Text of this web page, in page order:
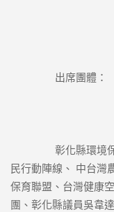
		出席團體：
民行動陣線、 中台灣
保育聯盟、台灣健康
團、彰化縣議員吳韋達